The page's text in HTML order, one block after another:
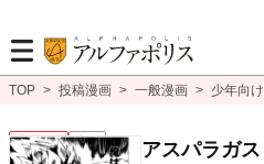
TOP > 投稿漫画 > 一般漫画 > 少年向け
少年向け 完結 アスパラガス